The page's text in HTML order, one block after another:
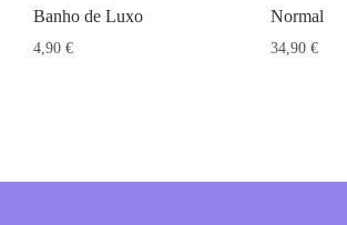
Banho de Luxo
4,90 €
Normal
34,90 €